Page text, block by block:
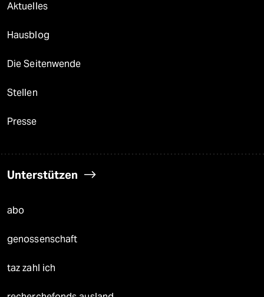
Aktuelles
Hausblog
Die Seitenwende
Stellen
Presse
Unterstützen
abo
genossenschaft
taz zahl ich